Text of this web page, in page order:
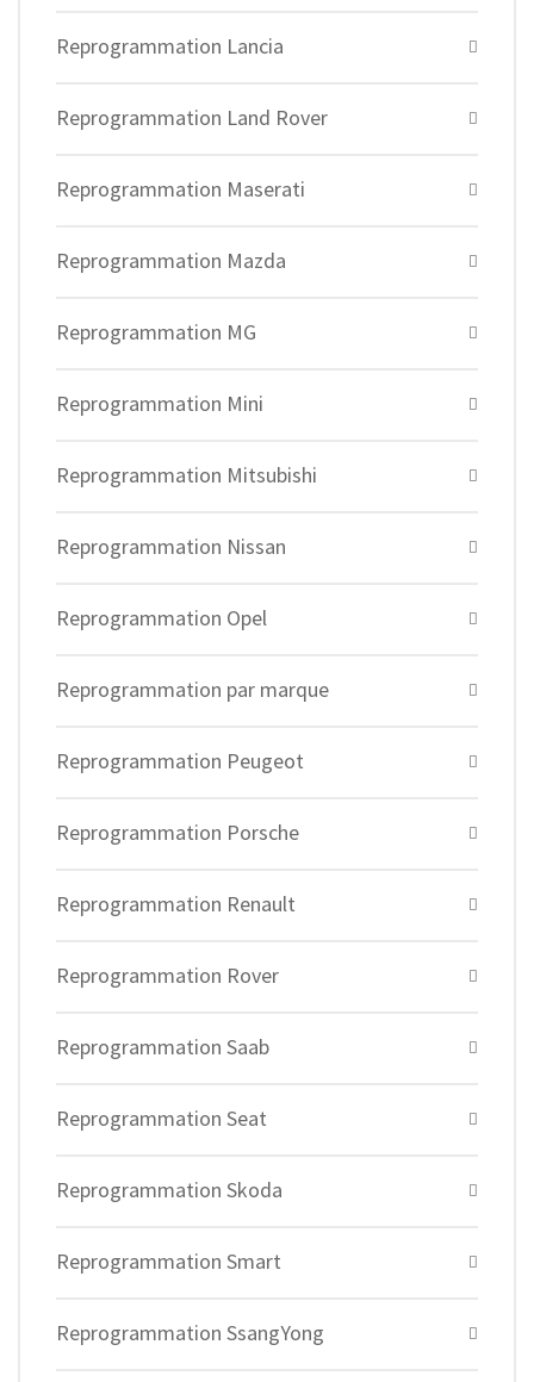
Reprogrammation Lancia
Reprogrammation Land Rover
Reprogrammation Maserati
Reprogrammation Mazda
Reprogrammation MG
Reprogrammation Mini
Reprogrammation Mitsubishi
Reprogrammation Nissan
Reprogrammation Opel
Reprogrammation par marque
Reprogrammation Peugeot
Reprogrammation Porsche
Reprogrammation Renault
Reprogrammation Rover
Reprogrammation Saab
Reprogrammation Seat
Reprogrammation Skoda
Reprogrammation Smart
Reprogrammation SsangYong